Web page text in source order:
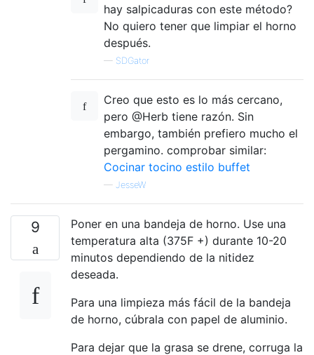
hay salpicaduras con este método?
No quiero tener que limpiar el horno
después.
— SDGator
Creo que esto es lo más cercano,
pero @Herb tiene razón. Sin
embargo, también prefiero mucho el
pergamino. comprobar similar:
Cocinar tocino estilo buffet
— JesseW
9
Poner en una bandeja de horno. Use una
temperatura alta (375F +) durante 10-20
minutos dependiendo de la nitidez
deseada.
Para una limpieza más fácil de la bandeja
de horno, cúbrala con papel de aluminio.
Para dejar que la grasa se drene, corruga la